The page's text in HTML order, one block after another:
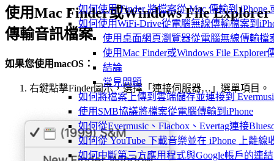
如何使用 Finder 將檔案從 Mac 傳輸到 iPhone
如何使用WiFi-Drive從電腦無線傳輸檔案到
使用桌面網頁瀏覽器從電腦無線傳輸檔
使用Mac Finder或Windows File Explorer
結論
常見問題
如何將檔案上傳到雲端儲存並連接到
使用SMB協議將檔案從電腦傳輸到iPhone
如何從Evermusic、Flacbox、Evertag連接
如何從 YouTube 下載音樂並在 iPhone 上離線
如何中斷第三方應用程式與Google帳戶的連結
使用Mac Finder或Windows File Explorer
傳輸音訊檔案
如果您使用macOS：
右鍵點擊Finder圖示，選擇「連接伺服器…」選單項目。